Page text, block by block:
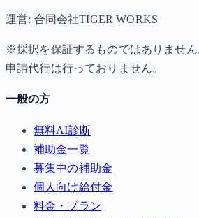
運営: 合同会社TIGER WORKS
※採択を保証するものではありません
申請代行は行っておりません。
一般の方
無料AI診断
補助金一覧
募集中の補助金
個人向け給付金
料金・プラン